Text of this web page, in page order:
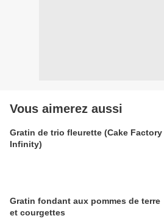
Vous aimerez aussi
Gratin de trio fleurette (Cake Factory
Infinity)
Gratin fondant aux pommes de terre
et courgettes